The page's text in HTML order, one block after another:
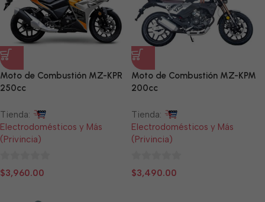
Moto de Combustión MZ-KPR
250cc
Tienda:
Electrodomésticos y Más
(Privincia)
0
$3,960.00
Moto de Combustión MZ-KPM
200cc
Tienda:
Electrodomésticos y Más
(Privincia)
0
$3,490.00